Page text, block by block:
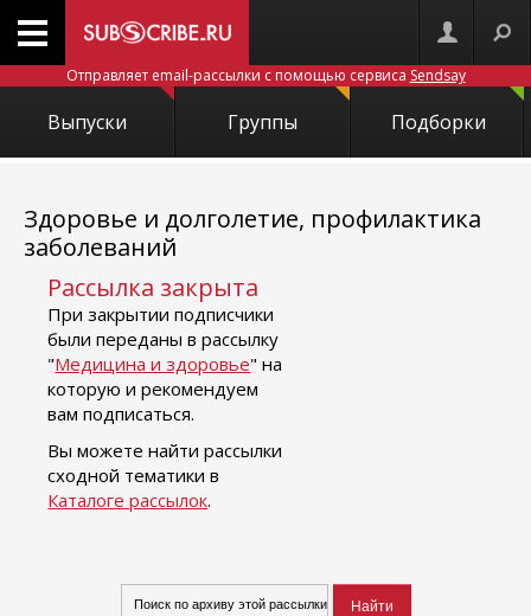
Отправляет email-рассылки с помощью сервиса Sendsay
Выпуски Группы Подборки
Здоровье и долголетие, профилактика
заболеваний
Рассылка закрыта
При закрытии подписчики
были переданы в рассылку
"Медицина и здоровье" на
которую и рекомендуем
вам подписаться.
Вы можете найти рассылки
сходной тематики в
Каталоге рассылок.